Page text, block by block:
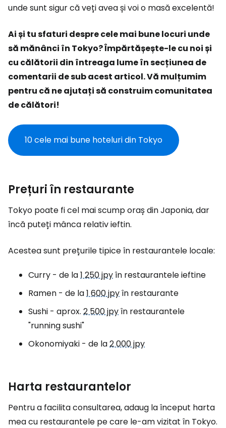
unde sunt sigur că veți avea și voi o masă excelentă!
Ai și tu sfaturi despre cele mai bune locuri unde
să mănânci în Tokyo? Împărtășește-le cu noi și
cu călătorii din întreaga lume în secțiunea de
comentarii de sub acest articol. Vă mulțumim
pentru că ne ajutați să construim comunitatea
de călători!
10 cele mai bune hoteluri din Tokyo
Prețuri în restaurante
Tokyo poate fi cel mai scump oraș din Japonia, dar
încă puteți mânca relativ ieftin.
Acestea sunt prețurile tipice în restaurantele locale:
Curry - de la1 250 jpyîn restaurantele ieftine
Ramen - de la1 600 jpyîn restaurante
Sushi - aprox. 2 500 jpyîn restaurantele
"running sushi"
Okonomiyaki - de la2 000 jpy
Harta restaurantelor
Pentru a facilita consultarea, adaug la început harta
mea cu restaurantele pe care le-am vizitat în Tokyo.